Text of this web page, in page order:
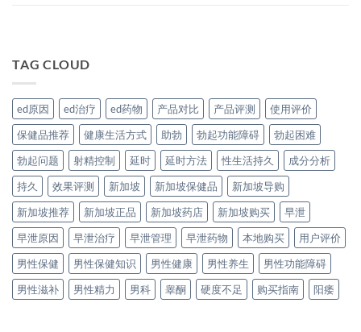
TAG CLOUD
ed原因 ed治疗 ed药物 产品对比 产品评测
使用评价
保健品推荐
健康生活方式 助勃 勃起功能障碍
勃起困难
勃起问题
射精控制 延时 延时方法 性生活持久
成分分析
持久
效果评测 新加坡 新加坡保健品
新加坡导购
新加坡推荐
新加坡正品 新加坡药店 新加坡购买
早泄
早泄原因
早泄治疗 早泄管理 早泄药物 本地购买
用户评价
男性保健
男性保健知识 男性健康 男性养生
男性功能障碍
男性滋补
男性精力 男科 睾酮 硬度不足 购买指南 阳痿